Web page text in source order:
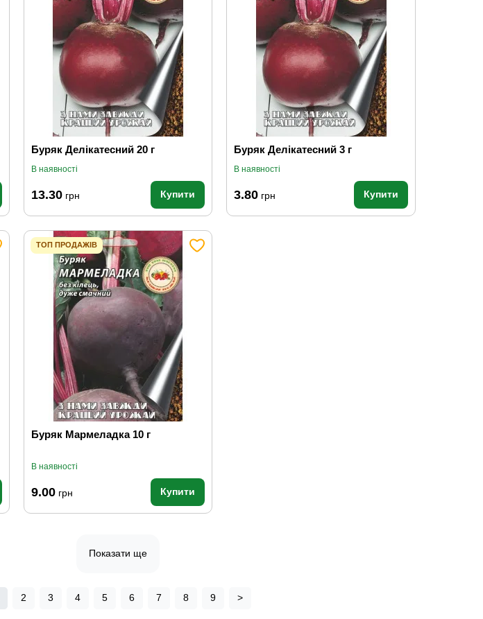
Буряк Делікатесний 20 г
В наявності
13.30грн Купити
Буряк Делікатесний 3 г
В наявності
3.80 грн Купити
ТОП ПРОДАЖІВ
Буряк Мармеладка 10 г
В наявності
9.00грн Купити
Показати ще
2 3 4 5 6 7 8 9 >